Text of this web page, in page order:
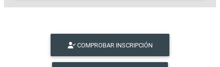
COMPROBAR INSCRIPCIÓN